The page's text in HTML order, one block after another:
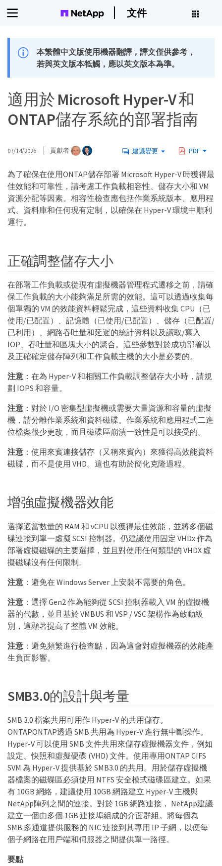
文件
本繁體中文版使用機器翻譯，譯文僅供參考，
若與英文版本牴觸，應以英文版本為準。
適用於 Microsoft Hyper-V 和
ONTAP儲存系統的部署指南
07/14/2026 貢獻者 建議變更 PDF
為了確保在使用ONTAP儲存部署 Microsoft Hyper-V 時獲得最
佳效能和可靠性，請考慮工作負載相容性、儲存大小和 VM
資源分配等因素。相容性檢查應包括作業系統版本、應用程
式、資料庫和任何現有定制，以確保在 Hyper-V 環境中順利
運行。
正確調整儲存大小
在部署工作負載或從現有虛擬機器管理程式遷移之前，請確
保工作負載的大小能夠滿足所需的效能。這可以透過收集每
個單獨的 VM 的效能資料輕鬆完成，這些資料收集 CPU（已
使用/已配置）、記憶體（已使用/已配置）、儲存（已配置/
已利用）、網路吞吐量和延遲的統計資料以及讀取/寫入
IOP、吞吐量和區塊大小的聚合。這些參數對於成功部署以
及正確確定儲存陣列和工作負載主機的大小是必要的。
注意：在為 Hyper-V 和相關工作負載調整儲存大小時，請規
劃 IOPS 和容量。
注意：對於 I/O 密集型虛擬機或需要大量資源和容量的虛擬
機，請分離作業系統和資料磁碟。作業系統和應用程式二進
位檔案很少更改，而且磁碟區崩潰一致性是可以接受的。
注意：使用來賓連接儲存（又稱來賓內）來獲得高效能資料
磁碟，而不是使用 VHD。這也有助於簡化克隆過程。
增強虛擬機器效能
選擇適當數量的 RAM 和 vCPU 以獲得最佳效能，並將多個磁
碟連接到單一虛擬 SCSI 控制器。仍建議使用固定 VHDx 作為
部署虛擬磁碟的主要選擇，並且對使用任何類型的 VHDX 虛
擬磁碟沒有任何限制。
注意：避免在 Windows Server 上安裝不需要的角色。
注意：選擇 Gen2 作為能夠從 SCSI 控制器載入 VM 的虛擬機
器的代數，並且基於 VMBUS 和 VSP / VSC 架構作為啟動級
別，這顯著提高了整體 VM 效能。
注意：避免頻繁進行檢查點，因為這會對虛擬機器的效能產
生負面影響。
SMB3.0的設計與考量
SMB 3.0 檔案共用可用作 Hyper-V 的共用儲存。
ONTAPONTAP透過 SMB 共用為 Hyper-V 進行無中斷操作。
Hyper-V 可以使用 SMB 文件共用來儲存虛擬機器文件，例如
設定、快照和虛擬硬碟 (VHD) 文件。使用專用ONTAP CIFS
SVM 為 Hyper-V 提供基於 SMB3.0 的共用。用於儲存虛擬機
器檔案的磁碟區必須使用 NTFS 安全模式磁碟區建立。如果
有 10GB 網絡，建議使用 10GB 網路建立 Hyper-V 主機與
NetApp陣列之間的連接。對於 1GB 網路連接， NetApp建議
建立一個由多個 1GB 連接埠組成的介面群組。將每個為
SMB 多通道提供服務的 NIC 連接到其專用 IP 子網，以便每
個子網路在用戶端和伺服器之間提供單一路徑。
要點